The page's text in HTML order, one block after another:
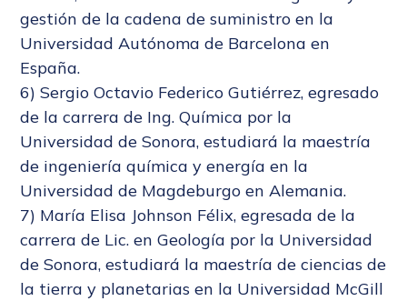
gestión de la cadena de suministro en la
Universidad Autónoma de Barcelona en
España.
6) Sergio Octavio Federico Gutiérrez, egresado
de la carrera de Ing. Química por la
Universidad de Sonora, estudiará la maestría
de ingeniería química y energía en la
Universidad de Magdeburgo en Alemania.
7) María Elisa Johnson Félix, egresada de la
carrera de Lic. en Geología por la Universidad
de Sonora, estudiará la maestría de ciencias de
la tierra y planetarias en la Universidad McGill